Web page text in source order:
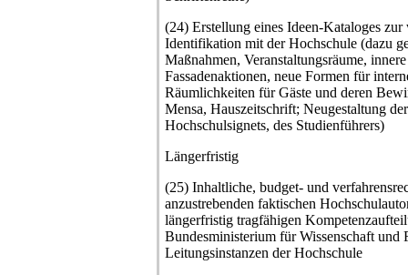
(24) Erstellung eines Ideen-Kataloges
Identifikation mit der Hochschule (dazu
Maßnahmen, Veranstaltungsräume,
Fassadenaktionen, neue Formen für
Räumlichkeiten für Gäste und deren
Mensa, Hauszeitschrift; Neugestaltung
Hochschulsignets, des Studienführers)
Längerfristig
(25) Inhaltliche, budget- und
anzustrebenden faktischen
längerfristig tragfähigen
Bundesministerium für Wissenschaft und
Leitungsinstanzen der Hochschule